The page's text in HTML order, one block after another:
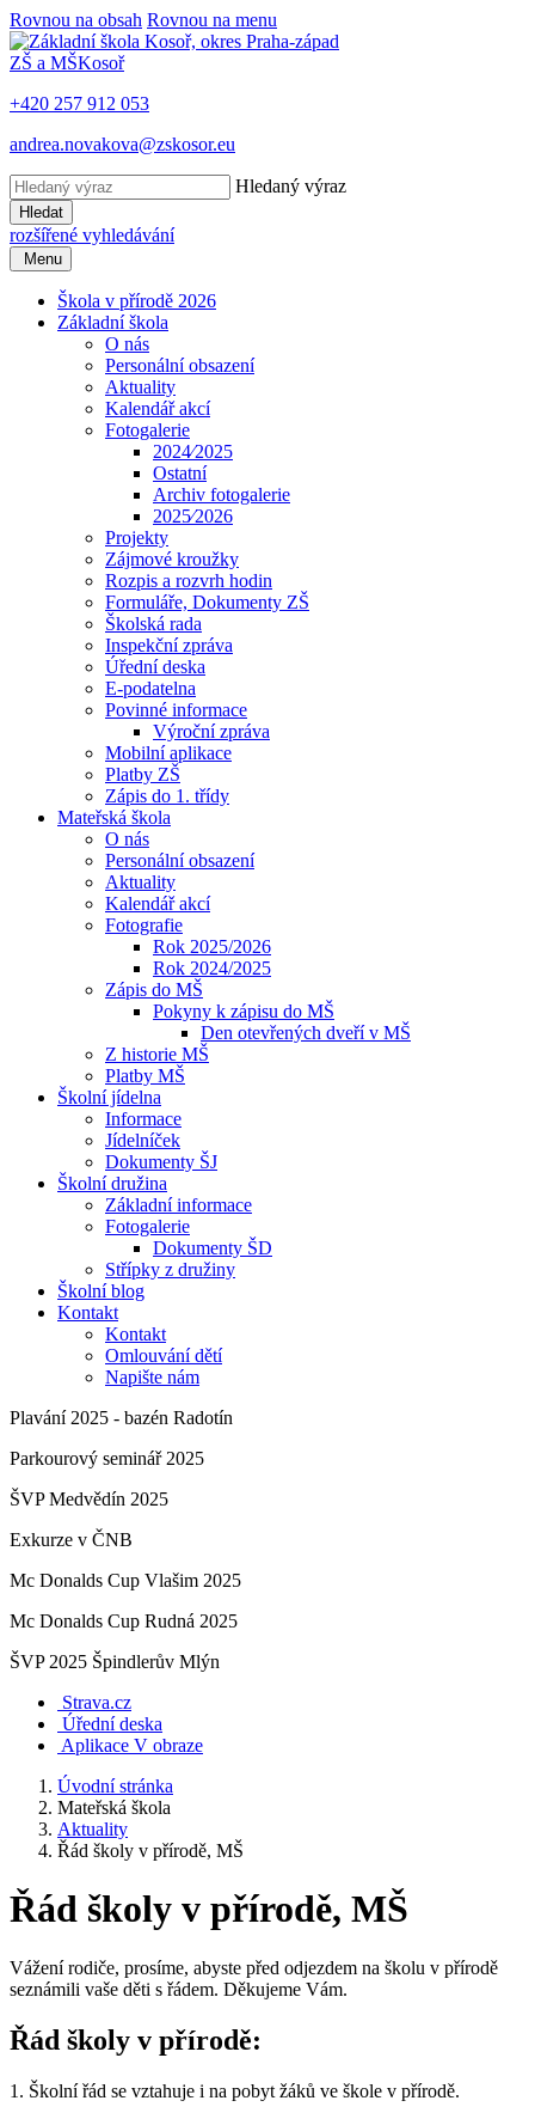
Rovnou na obsah Rovnou na menu
ZŠ a MŠKosoř
+420 257 912 053
andrea.novakova@zskosor.eu
Hledaný výraz
Hledat
rozšířené vyhledávání
Menu
Škola v přírodě 2026
Základní škola
O nás
Personální obsazení
Aktuality
Kalendář akcí
Fotogalerie
2024⁄2025
Ostatní
Archiv fotogalerie
2025⁄2026
Projekty
Zájmové kroužky
Rozpis a rozvrh hodin
Formuláře, Dokumenty ZŠ
Školská rada
Inspekční zpráva
Úřední deska
E-podatelna
Povinné informace
Výroční zpráva
Mobilní aplikace
Platby ZŠ
Zápis do 1. třídy
Mateřská škola
O nás
Personální obsazení
Aktuality
Kalendář akcí
Fotografie
Rok 2025/2026
Rok 2024/2025
Zápis do MŠ
Pokyny k zápisu do MŠ
Den otevřených dveří v MŠ
Z historie MŠ
Platby MŠ
Školní jídelna
Informace
Jídelníček
Dokumenty ŠJ
Školní družina
Základní informace
Fotogalerie
Dokumenty ŠD
Střípky z družiny
Školní blog
Kontakt
Kontakt
Omlouvání dětí
Napište nám
Plavání 2025 - bazén Radotín
Parkourový seminář 2025
ŠVP Medvědín 2025
Exkurze v ČNB
Mc Donalds Cup Vlašim 2025
Mc Donalds Cup Rudná 2025
ŠVP 2025 Špindlerův Mlýn
Strava.cz
Úřední deska
Aplikace V obraze
Úvodní stránka
Mateřská škola
Aktuality
Řád školy v přírodě, MŠ
Řád školy v přírodě, MŠ
Vážení rodiče, prosíme, abyste před odjezdem na školu v přírodě
seznámili vaše děti s řádem. Děkujeme Vám.
Řád školy v přírodě:
1. Školní řád se vztahuje i na pobyt žáků ve škole v přírodě.